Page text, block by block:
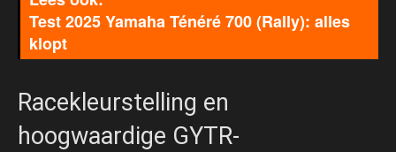
Test 2025 Yamaha Ténéré 700 (Rally): alles
klopt
Racekleurstelling en
hoogwaardige GYTR-